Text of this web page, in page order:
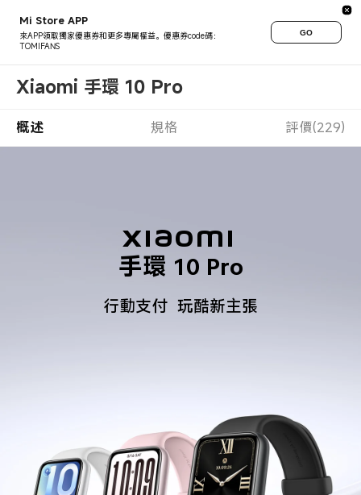
Mi Store APP
來APP領取獨家優惠券和更多專屬權益。優惠券code碼：
TOMIFANS
GO
Xiaomi 手環 10 Pro
概述 規格 評價(229)
Xiaomi
手環 10 Pro
行動支付  玩酷新主張